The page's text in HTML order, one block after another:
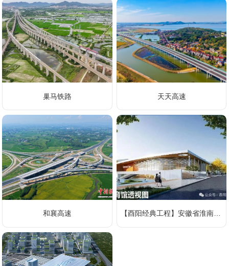
巢马铁路 天天高速
和襄高速 【酉阳经典工程】安徽省淮南一中体育馆